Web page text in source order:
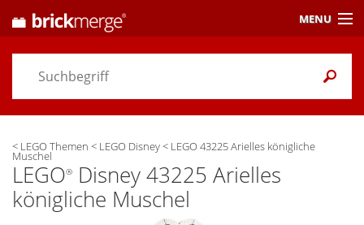
< LEGO Themen < LEGO Disney< LEGO 43225 Arielles königliche
Muschel
LEGO®
Disney 43225 Arielles
königliche Muschel
MENU
Preisvergleich
Themen/ Händler
Alarme& Wunschlisten